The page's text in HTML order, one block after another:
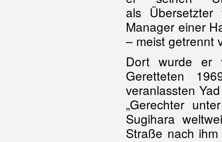
als
Manager einer
– meist getrennt
Dort wurde er
Geretteten
veranlassten
„Gerechter
Sugihara
Straße nach